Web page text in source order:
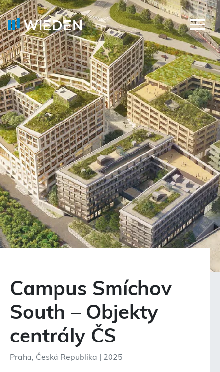
Campus Smíchov
South – Objekty
centrály ČS
Praha, Česká Republika | 2025